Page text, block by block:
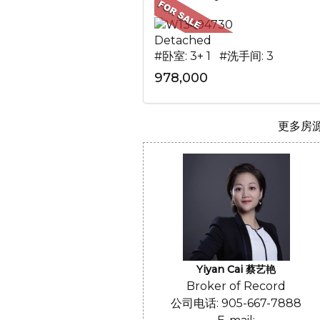
Detached
#卧室: 3+ 1 #洗手间: 3
978,000
更多房
Yiyan Cai 蔡艺艳
Broker of Record
公司电话: 905-667-7888